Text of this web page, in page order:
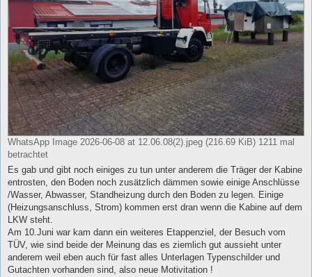
WhatsApp Image 2026-06-08 at 12.06.08(2).jpeg (216.69 KiB) 1211 mal
betrachtet
Es gab und gibt noch einiges zu tun unter anderem die Träger der Kabine
entrosten, den Boden noch zusätzlich dämmen sowie einige Anschlüsse
/Wasser, Abwasser, Standheizung durch den Boden zu legen. Einige
(Heizungsanschluss, Strom) kommen erst dran wenn die Kabine auf dem
LKW steht.
Am 10.Juni war kam dann ein weiteres Etappenziel, der Besuch vom
TÜV, wie sind beide der Meinung das es ziemlich gut aussieht unter
anderem weil eben auch für fast alles Unterlagen Typenschilder und
Gutachten vorhanden sind, also neue Motivitation !